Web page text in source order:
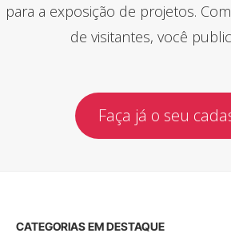
para a exposição de projetos.
de visitantes, você
Faça já o seu
CATEGORIAS EM DESTAQUE